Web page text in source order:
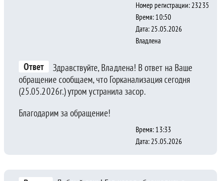
Номер регистрации: 23235
Время: 10:50
Дата: 25.05.2026
Владлена
Ответ
Здравствуйте, Владлена! В ответ на Ваше
обращение сообщаем, что Горканализация сегодня
(25.05.2026г.) утром устранила засор.
Благодарим за обращение!
Время: 13:33
Дата: 25.05.2026